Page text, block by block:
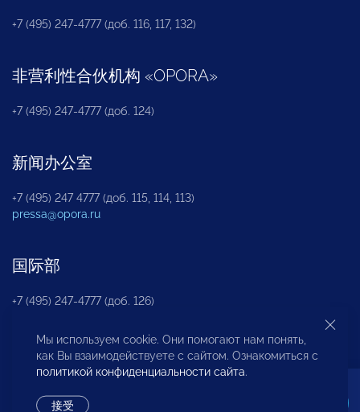
+7 (495) 247-4777 (доб. 116, 117, 132)
非营利性合伙机构 «OPORA»
+7 (495) 247-4777 (доб. 124)
新闻办公室
+7 (495) 247 4777 (доб. 115, 114, 113)
pressa@opora.ru
国际部
+7 (495) 247-4777 (доб. 126)
商投权益保护部
Мы используем cookie. Они помогают нам понять,
как Вы взаимодействуете с сайтом. Ознакомиться с
политикой конфиденциальности сайта.
接受